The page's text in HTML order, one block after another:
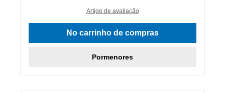
Artigo de avaliação
No carrinho de compras
Pormenores